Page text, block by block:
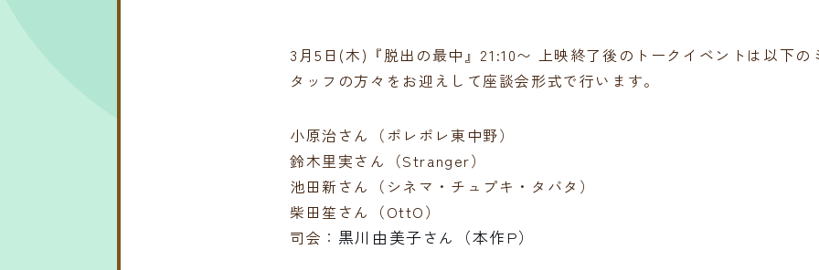
3月5日(木)『脱出の最中』21:10〜 上映終了後のトークイベントは以下の
タッフの方々をお迎えして座談会形式で行います。
小原治さん（ポレポレ東中野）
鈴木里実さん（Stranger）
池田新さん（シネマ・チュプキ・タバタ）
柴田笙さん（OttO）
司会： 黒川由美子さん （本作P）